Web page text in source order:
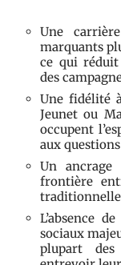
Une
marquants
ce qui
des
Une fidélité
Jeunet ou
occupent
aux
Un
frontière
L’absence
sociaux
plupart des